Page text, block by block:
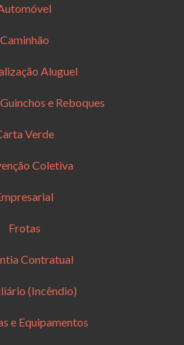
Caminhão
Aluguel
e Reboques
Verde
Coletiva
Frotas
Contratual
(Incêndio)
e Equipamentos